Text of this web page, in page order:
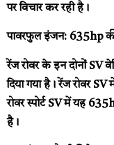
पर विचार कर रही है।
पावरफुल इंजन: 635hp
रेंज रोवर के इन दोनों SV
दिया गया है। रेंज रोवर
रोवर स्पोर्ट SV में यह
है।